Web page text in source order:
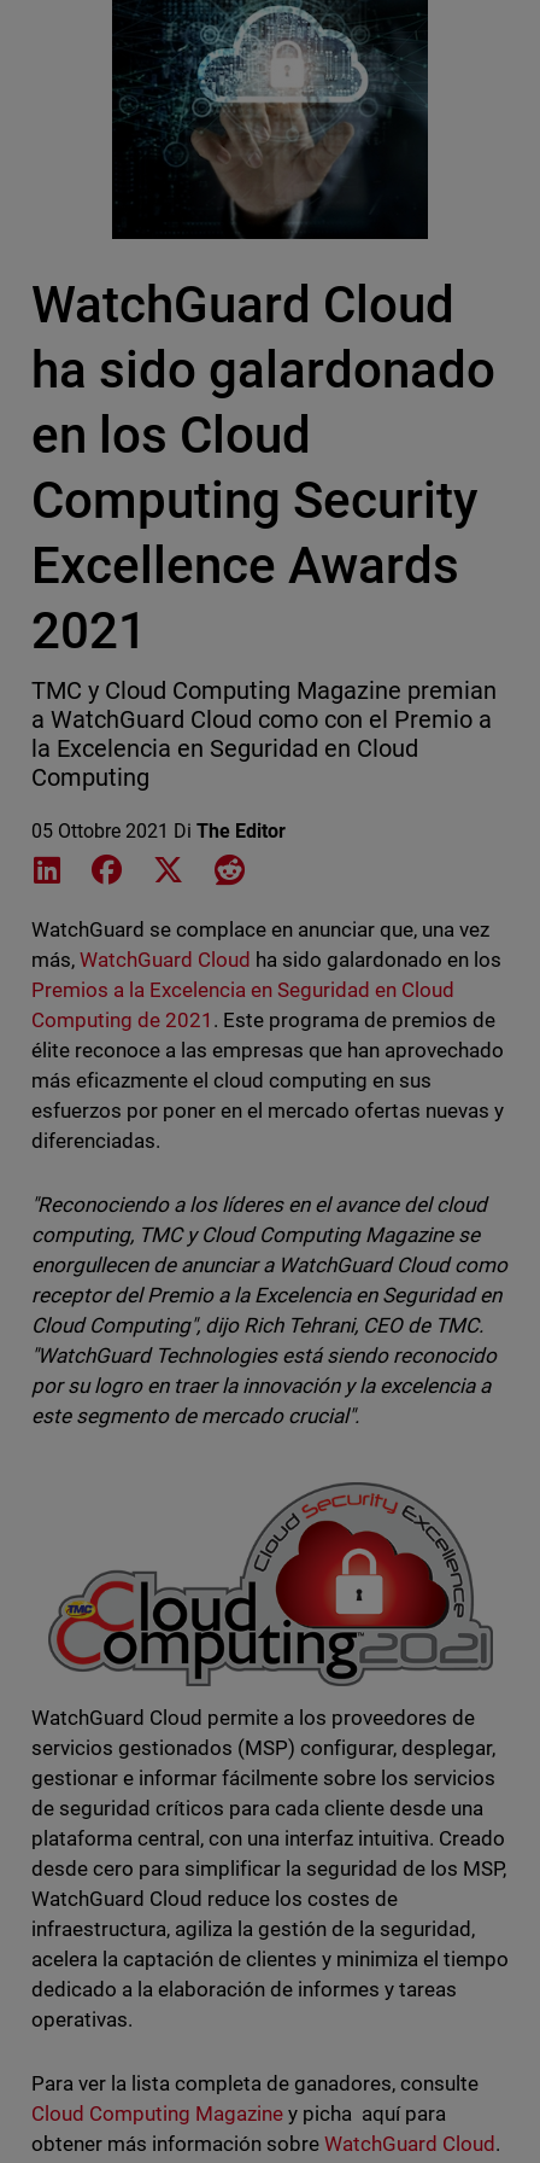
WatchGuard Cloud
ha sido galardonado
en los Cloud
Computing Security
Excellence Awards
2021
TMC y Cloud Computing Magazine premian
a WatchGuard Cloud como con el Premio a
la Excelencia en Seguridad en Cloud
Computing
05 Ottobre 2021 Di The Editor
Share on LinkedIn
Share on Facebook
Share on XShare on Reddit
WatchGuard se complace en anunciar que, una vez
más, WatchGuard Cloud ha sido galardonado en los
Premios a la Excelencia en Seguridad en Cloud
Computing de 2021 . Este programa de premios de
élite reconoce a las empresas que han aprovechado
más eficazmente el cloud computing en sus
esfuerzos por poner en el mercado ofertas nuevas y
diferenciadas.
"Reconociendo a los líderes en el avance del cloud
computing, TMC y Cloud Computing Magazine se
enorgullecen de anunciar a WatchGuard Cloud como
receptor del Premio a la Excelencia en Seguridad en
Cloud Computing", dijo Rich Tehrani, CEO de TMC.
"WatchGuard Technologies está siendo reconocido
por su logro en traer la innovación y la excelencia a
este segmento de mercado crucial".
WatchGuard Cloud permite a los proveedores de
servicios gestionados (MSP) configurar, desplegar,
gestionar e informar fácilmente sobre los servicios
de seguridad críticos para cada cliente desde una
plataforma central, con una interfaz intuitiva. Creado
desde cero para simplificar la seguridad de los MSP,
WatchGuard Cloud reduce los costes de
infraestructura, agiliza la gestión de la seguridad,
acelera la captación de clientes y minimiza el tiempo
dedicado a la elaboración de informes y tareas
operativas.
Para ver la lista completa de ganadores, consulte
Cloud Computing Magaziney picha aquí para
obtener más información sobre WatchGuard Cloud.